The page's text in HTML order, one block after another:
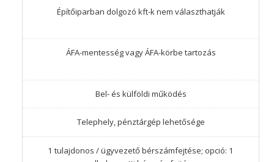
Építőiparban dolgozó kft-k nem választhatják
ÁFA-mentesség vagy ÁFA-körbe tartozás
Bel- és külföldi működés
Telephely, pénztárgép lehetősége
1 tulajdonos / ügyvezető bérszámfejtése; opció: 1